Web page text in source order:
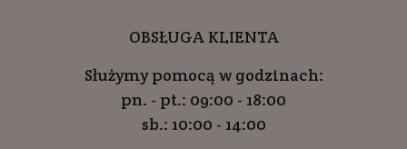
OBSŁUGA KLIENTA
Służymy pomocą w godzinach:
pn. - pt.: 09:00 - 18:00
sb.: 10:00 - 14:00